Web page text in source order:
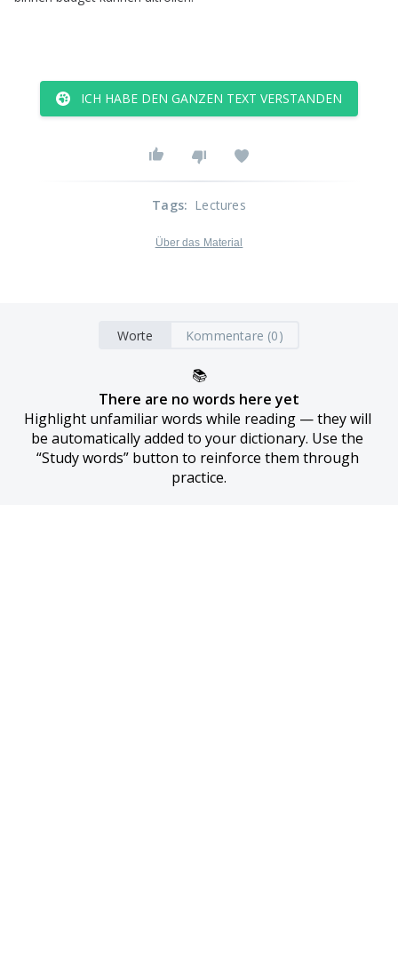
ICH HABE DEN GANZEN TEXT VERSTANDEN
Tags: Lectures
Über das Material
Worte Kommentare (0)
📚
There are no words here yet
Highlight unfamiliar words while reading — they will
be automatically added to your dictionary. Use the
“Study words” button to reinforce them through
practice.